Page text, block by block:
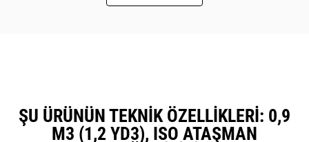
ŞU ÜRÜNÜN TEKNIK ÖZELLIKLERI: 0,9
M3 (1,2 YD3), ISO ATAŞMAN